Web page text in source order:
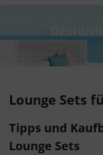
Lounge Sets
Tipps und
Lounge Sets